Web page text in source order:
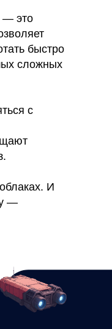
— это
быстро
сложных
с
И
—